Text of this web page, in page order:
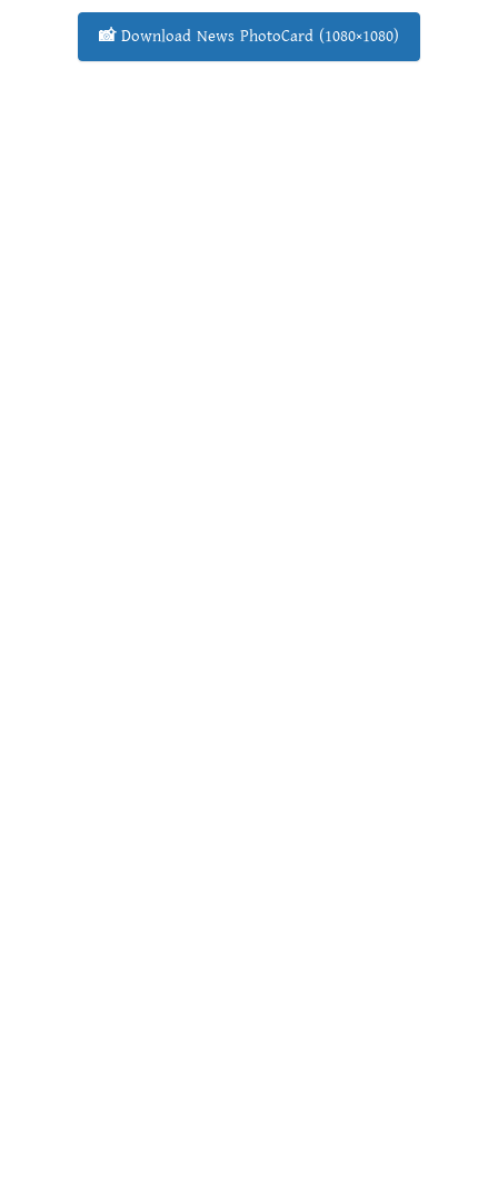
📸 Download News PhotoCard (1080×1080)